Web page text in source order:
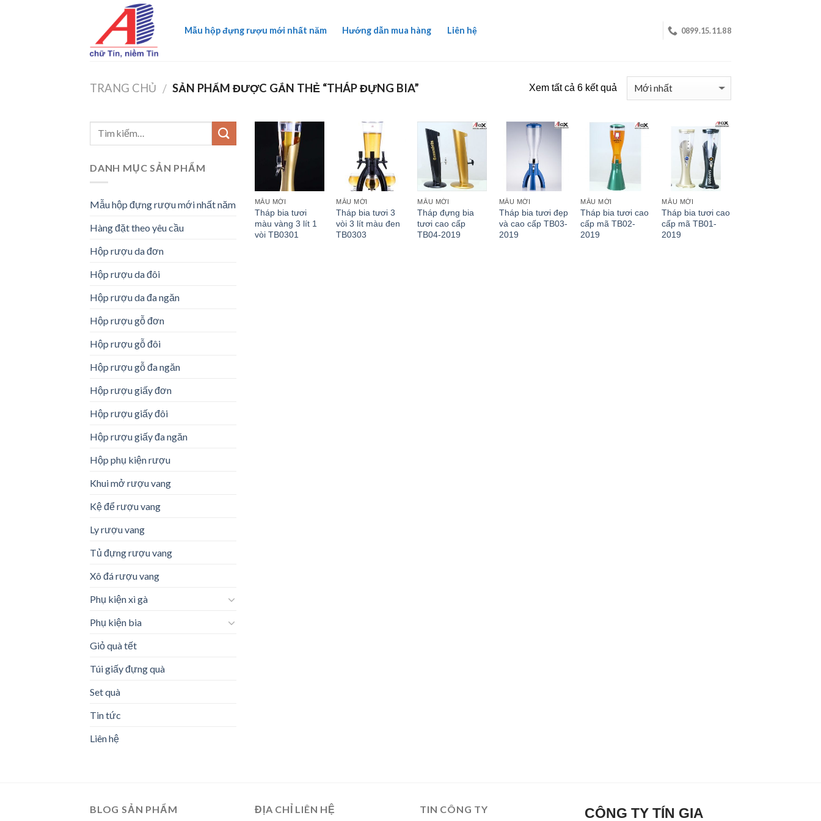
Mẫu hộp đựng rượu mới nhất năm Hướng dẫn mua hàng Liên hệ 0899.15.11.88
TRANG CHỦ / SẢN PHẨM ĐƯỢC GẮN THẺ “THÁP ĐỰNG BIA” Xem tất cả 6 kết quả
DANH MỤC SẢN PHẨM
Mẫu hộp đựng rượu mới nhất năm
Hàng đặt theo yêu cầu
Hộp rượu da đơn
Hộp rượu da đôi
Hộp rượu da đa ngăn
Hộp rượu gỗ đơn
Hộp rượu gỗ đôi
Hộp rượu gỗ đa ngăn
Hộp rượu giấy đơn
Hộp rượu giấy đôi
Hộp rượu giấy đa ngăn
Hộp phụ kiện rượu
Khui mở rượu vang
Kệ để rượu vang
Ly rượu vang
Tủ đựng rượu vang
Xô đá rượu vang
Phụ kiện xì gà
Phụ kiện bia
Giỏ quà tết
Túi giấy đựng quà
Set quà
Tin tức
Liên hệ
MẪU MỚI
Tháp bia tươi
màu vàng 3 lít 1
vòi TB0301
MẪU MỚI
Tháp bia tươi 3
vòi 3 lít màu đen
TB0303
MẪU MỚI
Tháp đựng bia
tươi cao cấp
TB04-2019
MẪU MỚI
Tháp bia tươi đẹp
và cao cấp TB03-
2019
MẪU MỚI
Tháp bia tươi cao
cấp mã TB02-
2019
MẪU MỚI
Tháp bia tươi cao
cấp mã TB01-
2019
BLOG SẢN PHẨM ĐỊA CHỈ LIÊN HỆ TIN CÔNG TY CÔNG TY TÍN GIA